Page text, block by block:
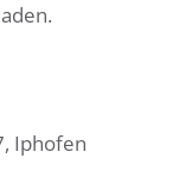
Iphofen